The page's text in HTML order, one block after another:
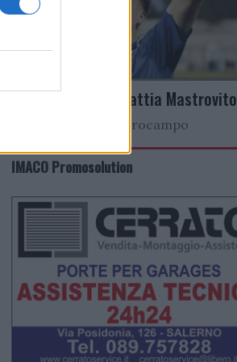
Arriva il talento Mattia Mastrovito
Nuovo colpo a centrocampo
IMACO Promosolution